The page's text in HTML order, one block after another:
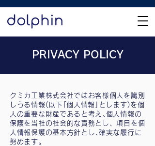
PRIVACY POLICY
クミカ工業株式会社ではお客様個人を識別
しうる情報(以下｢個人情報｣とします)を個
人の重要な財産であると考え､個人情報の
保護を当社の社会的な責務とし、項目を個
人情報保護の基本方針とし､確実な履行に
努めます。